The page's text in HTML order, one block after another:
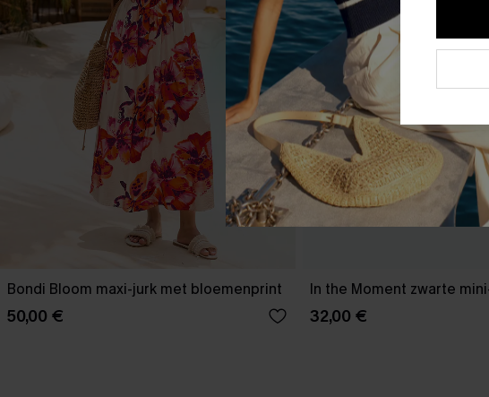
Bondi Bloom maxi-jurk met bloemenprint
50,00 €
In the Moment zwarte
32,00 €